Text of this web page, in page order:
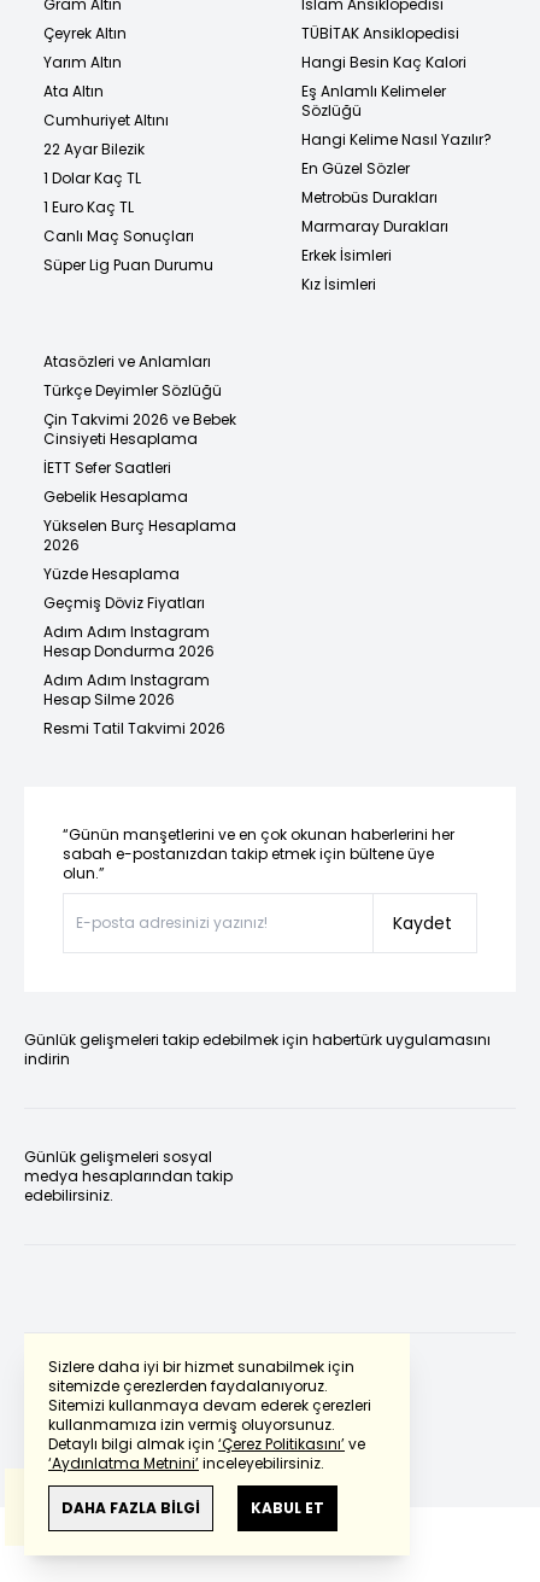
Sizlere daha iyi bir hizmet sunabilmek için
sitemizde çerezlerden faydalanıyoruz.
Sitemizi kullanmaya devam ederek çerezleri
kullanmamıza izin vermiş oluyorsunuz.
Detaylı bilgi almak için ‘Çerez Politikasını’ve
‘Aydınlatma Metnini’inceleyebilirsiniz.
DAHA FAZLA BİLGİ KABUL ET
Çeyrek Altın
Yarım Altın
Ata Altın
Cumhuriyet Altını
22 Ayar Bilezik
1 Dolar Kaç TL
1 Euro Kaç TL
Canlı Maç Sonuçları
Süper Lig Puan Durumu
TÜBİTAK Ansiklopedisi
Hangi Besin Kaç Kalori
Eş Anlamlı Kelimeler
Sözlüğü
Hangi Kelime Nasıl Yazılır?
En Güzel Sözler
Metrobüs Durakları
Marmaray Durakları
Erkek İsimleri
Kız İsimleri
Atasözleri ve Anlamları
Türkçe Deyimler Sözlüğü
Çin Takvimi 2026 ve Bebek
Cinsiyeti Hesaplama
İETT Sefer Saatleri
Gebelik Hesaplama
Yükselen Burç Hesaplama
2026
Yüzde Hesaplama
Geçmiş Döviz Fiyatları
Adım Adım Instagram
Hesap Dondurma 2026
Adım Adım Instagram
Hesap Silme 2026
Resmi Tatil Takvimi 2026
“Günün manşetlerini ve en çok okunan haberlerini her
sabah e-postanızdan takip etmek için bültene üye
olun.”
Kaydet
Günlük gelişmeleri takip edebilmek için habertürk uygulamasını
indirin
Günlük gelişmeleri sosyal
medya hesaplarından takip
edebilirsiniz.
Powered by Translate
Bu çevirideGoogle Transletekullanılmıştır.
Anlam ve çeviri hatalarından
haberturk.com
sorumlu değildir.